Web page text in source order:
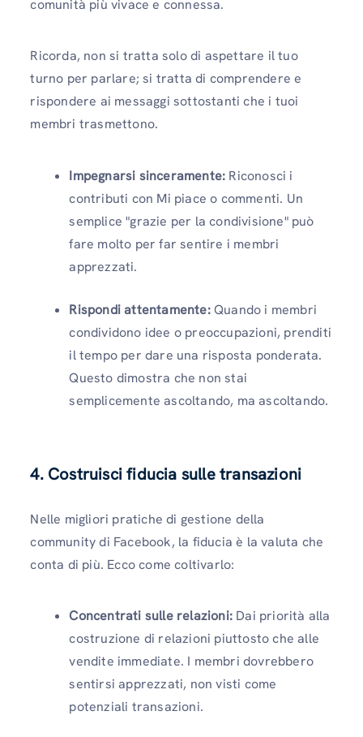
comunità più vivace e connessa.
Ricorda, non si tratta solo di aspettare il tuo
turno per parlare; si tratta di comprendere e
rispondere ai messaggi sottostanti che i tuoi
membri trasmettono.
Impegnarsi sinceramente: Riconosci i
contributi con Mi piace o commenti. Un
semplice "grazie per la condivisione" può
fare molto per far sentire i membri
apprezzati.
Rispondi attentamente:Quando i membri
condividono idee o preoccupazioni, prenditi
il ​​tempo per dare una risposta ponderata.
Questo dimostra che non stai
semplicemente ascoltando, ma ascoltando.
4. Costruisci fiducia sulle transazioni
Nelle migliori pratiche di gestione della
community di Facebook, la fiducia è la valuta che
conta di più. Ecco come coltivarlo:
Concentrati sulle relazioni: Dai priorità alla
costruzione di relazioni piuttosto che alle
vendite immediate. I membri dovrebbero
sentirsi apprezzati, non visti come
potenziali transazioni.